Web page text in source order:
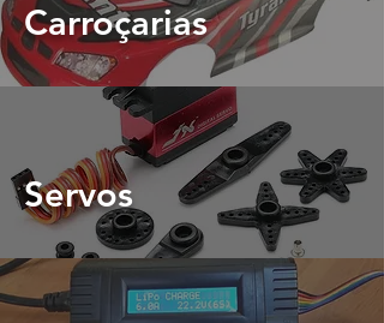
Carroçarias
Servos